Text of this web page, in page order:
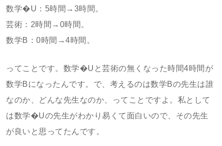
数学�U：5時間→3時間。
芸術：2時間→0時間。
数学B：0時間→4時間。
ってことです。数学�Uと芸術の無くなった時間4時間が
数学Bになったんです。で、考えるのは数学Bの先生は誰
なのか、どんな先生なのか、ってことですよ。私として
は数学�Uの先生がわかり易くて面白いので、その先生
が良いと思ってたんです。